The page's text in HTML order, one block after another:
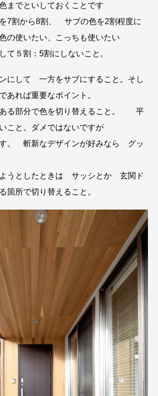
までといしておくことです
7割から8割、 サブの色を2割程度に
の使いたい、こっちも使いたい
５割：5割にしないこと。
にして 一方をサブにすること。そし
あれば重要なポイント。
る部分で色を切り替えること。 平
こと。ダメではないですが
。 斬新なデザインが好みなら グッ
うとしたときは サッシとか 玄関ド
所で切り替えること。